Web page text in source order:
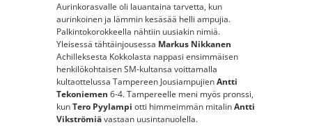
Aurinkorasvalle oli lauantaina tarvetta, kun
aurinkoinen ja lämmin kesäsää helli ampujia.
Palkintokorokkeella nähtiin uusiakin nimiä.
Yleisessä tähtäinjousessa Markus Nikkanen
Achilleksesta Kokkolasta nappasi ensimmäisen
henkilökohtaisen SM-kultansa voittamalla
kultaottelussa Tampereen JousiampujienAntti
Tekoniemen 6-4. Tampereelle meni myös pronssi,
kunTero Pyylampi otti himmeimmän mitalinAntti
Vikströmiävastaan uusintanuolella.